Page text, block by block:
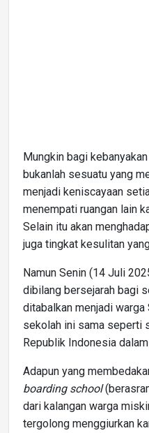
Mungkin bagi
bukanlah sesuatu yang
menjadi keniscayaan
menempati ruangan lain
Selain itu akan
juga tingkat kesulitan
Namun Senin (14 Juli
dibilang bersejarah bagi
ditabalkan menjadi warga
sekolah ini sama seperti
Republik Indonesia
Adapun yang
boarding school
dari kalangan warga
tergolong menggiurkan